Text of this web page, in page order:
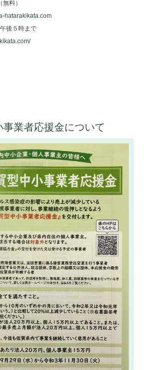
料）
後５時まで
業者応援金について